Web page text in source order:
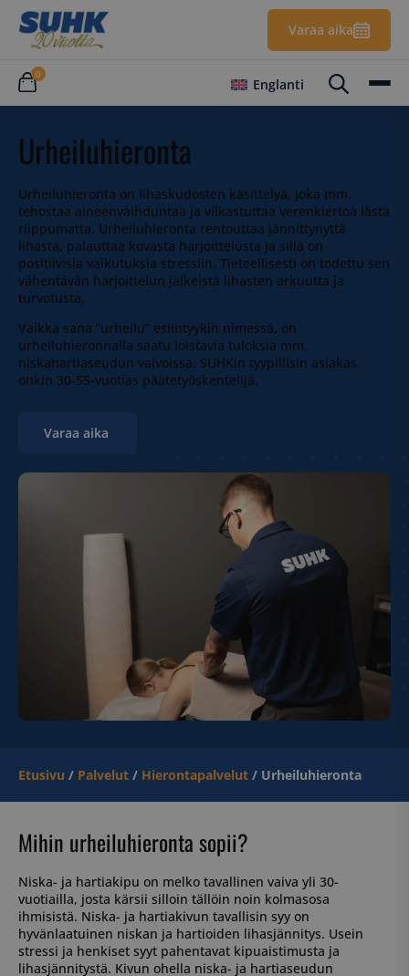
Varaa aika
0
Englanti
Urheiluhieronta
Urheiluhieronta on lihaskudosten käsittelyä, joka mm.
tehostaa aineenvaihduntaa ja vilkastuttaa verenkiertoa iästä
riippumatta. Urheiluhieronta rentouttaa jännittynyttä
lihasta, palauttaa kovasta harjoittelusta ja sillä on
positiivisia vaikutuksia stressiin. Tieteellisesti on todettu sen
vähentävän harjoittelun jälkeistä lihasten arkuutta ja
turvotusta.
Vaikka sana “urheilu” esiintyykin nimessä, on
urheiluhieronnalla saatu loistavia tuloksia mm.
niskahartiaseudun vaivoissa. SUHKin tyypillisin asiakas
onkin 30-55-vuotias päätetyöskentelijä.
Varaa aika
Etusivu / Palvelut / Hierontapalvelut / Urheiluhieronta
Mihin urheiluhieronta sopii?
Niska- ja hartiakipu on melko tavallinen vaiva yli 30-
vuotiailla, josta kärsii silloin tällöin noin kolmasosa
ihmisistä. Niska- ja hartiakivun tavallisin syy on
hyvänlaatuinen niskan ja hartioiden lihasjännitys. Usein
stressi ja henkiset syyt pahentavat kipuaistimusta ja
lihasjännitystä. Kivun ohella niska- ja hartiaseudun